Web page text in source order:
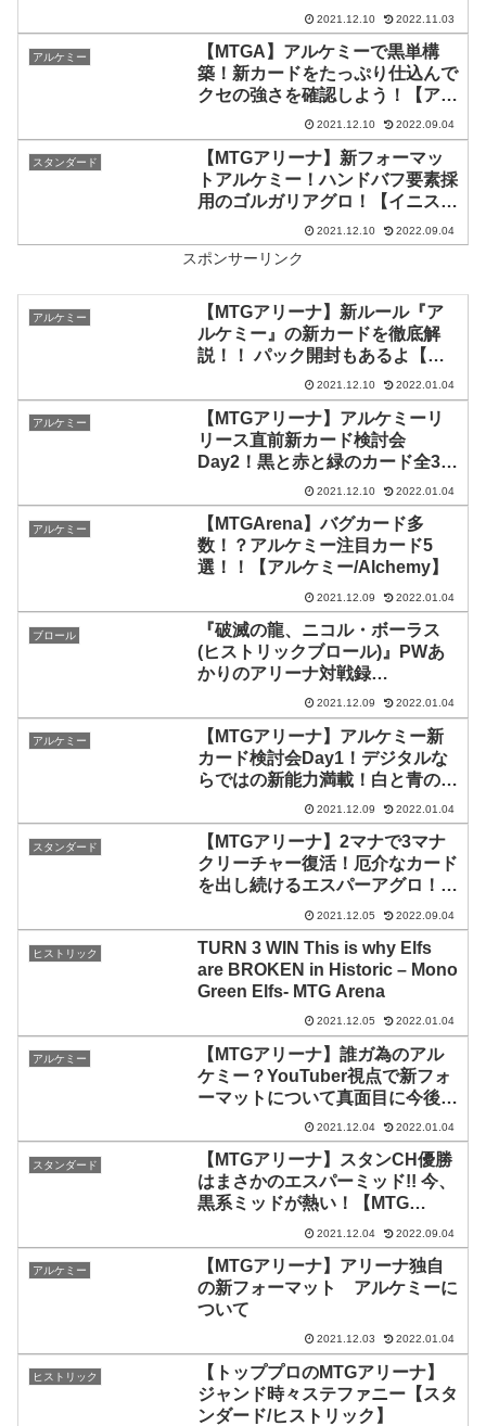
Arena/Magic The Gathering】
2021.12.10 2022.11.03
アルケミー
【MTGA】アルケミーで黒単構
築！新カードをたっぷり仕込んで
クセの強さを確認しよう！【アル
2021.12.10 2022.09.04
スタンダード
【MTGアリーナ】新フォーマッ
トアルケミー！ハンドバフ要素採
用のゴルガリアグロ！【イニスト
ラード：真紅の契り】
2021.12.10 2022.09.04
スポンサーリンク
アルケミー
【MTGアリーナ】新ルール『ア
ルケミー』の新カードを徹底解
説！！ パック開封もあるよ【配
2021.12.10 2022.01.04
アルケミー
【MTGアリーナ】アルケミーリ
リース直前新カード検討会
Day2！黒と赤と緑のカード全33
枚について語り合いましょう！大
好評のアンケート評価も行いま
す！
2021.12.10 2022.01.04
アルケミー
【MTGArena】バグカード多
数！？アルケミー注目カード5
選！！【アルケミー/Alchemy】
2021.12.09 2022.01.04
ブロール
『破滅の龍、ニコル・ボーラス
(ヒストリックブロール)』PWあ
かりのアリーナ対戦録
VOW#03【MTGA】
2021.12.09 2022.01.04
アルケミー
【MTGアリーナ】アルケミー新
カード検討会Day1！デジタルな
らではの新能力満載！白と青のカ
ード全23枚について語り合いまし
ょう！大好評のアンケート評価も
行います！
2021.12.09 2022.01.04
スタンダード
【MTGアリーナ】2マナで3マナ
クリーチャー復活！厄介なカード
を出し続けるエスパーアグロ！
【イニストラード：真紅の契り】
2021.12.05 2022.09.04
ヒストリック
TURN 3 WIN This is why Elfs
are BROKEN in Historic – Mono
Green Elfs- MTG Arena
2021.12.05 2022.01.04
アルケミー
【MTGアリーナ】誰ガ為のアル
ケミー？YouTuber視点で新フォ
ーマットについて真面目に今後を
2021.12.04 2022.01.04
スタンダード
【MTGアリーナ】スタンCH優勝
はまさかのエスパーミッド!! 今、
黒系ミッドが熱い！【MTG
Arena/Magic The Gathering】
2021.12.04 2022.09.04
アルケミー
【MTGアリーナ】アリーナ独自
の新フォーマット アルケミーに
ついて
2021.12.03 2022.01.04
ヒストリック
【トッププロのMTGアリーナ】
ジャンド時々ステファニー【スタ
ンダード/ヒストリック】